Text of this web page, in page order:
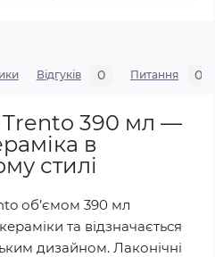
Відгуків 0 Питання 0
390 мл —
в
стилі
об’ємом 390 мл
та відзначається
дизайном. Лаконічні